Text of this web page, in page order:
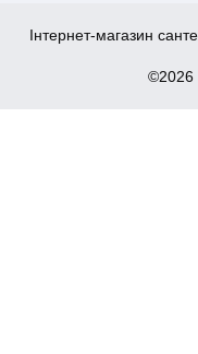
Інтернет-магазин
©2026